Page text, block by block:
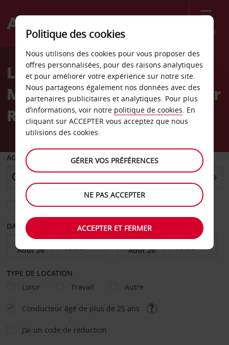
Menu
Welcome
AvisLocation de voiture
Mississauga Royal Windsor
Road
AGENCE DE DÉPART
Sélectionnez une autre agence de retour
DATE DE DÉPART DATE DE RETOUR
TYPE DE LOCATION
Loisir
Travail Autre
Conducteur âgé de plus de 25 ans
J’ai un code de réduction
Politique des cookies
Nous utilisons des cookies pour vous proposer des
offres personnalisées, pour des raisons analytiques
et pour améliorer votre expérience sur notre site.
Nous partageons également nos données avec des
partenaires publicitaires et analytiques. Pour plus
d’informations, voir notre politique de cookies. En
cliquant sur ACCEPTER vous acceptez que nous
utilisions des cookies.
GÉRER VOS PRÉFÉRENCES
NE PAS ACCEPTER
ACCEPTER ET FERMER